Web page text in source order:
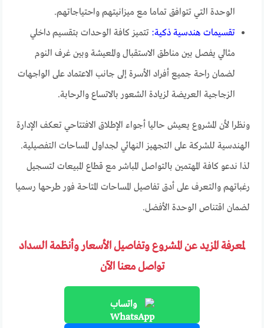
الوحدة التي تتوافق تماما مع ميزانيتهم واحتياجاتهم.
تقسيمات هندسية ذكية: تتميز كافة الوحدات بتقسيم داخلي
مثالي يفصل بين مناطق الاستقبال والمعيشة وبين غرف النوم
لضمان راحة جميع أفراد الأسرة إلى جانب الاعتماد على الواجهات
الزجاجية العريضة لزيادة الشعور بالاتساع والرحابة.
ونظرا لأن المشروع يعيش حاليا أجواء الإطلاق الافتتاحي تعكف الإدارة
الهندسية للشركة على التجهيز النهائي لجداول المساحات التفصيلية.
لذا ندعو كافة المهتمين بالتواصل المباشر مع قطاع المبيعات لتسجيل
رغباتهم والتعرف على أدق تفاصيل المساحات المتاحة فور طرحها رسميا
لضمان اقتناص الوحدة الأفضل.
لمعرفة المزيد عن المشروع وتفاصيل الأسعار وأنظمة السداد
تواصل معنا الآن
واتساب